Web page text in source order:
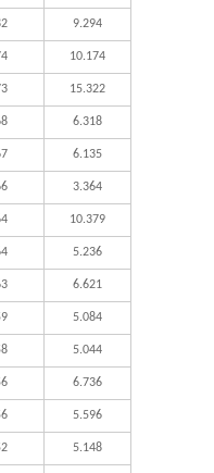
9.294
10.174
15.322
6.318
6.135
3.364
10.379
5.236
6.621
5.084
5.044
6.736
5.596
5.148